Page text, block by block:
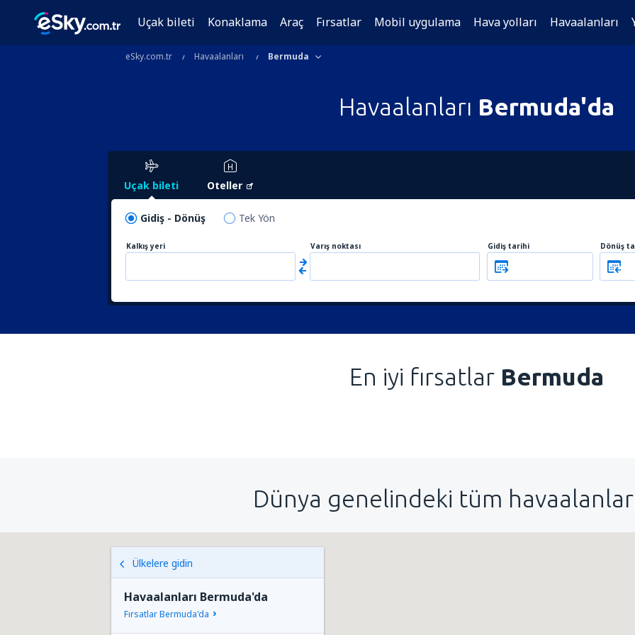
Uçak bileti Konaklama Araç Fırsatlar Mobil uygulama Hava yolları Havaalanları
eSky.com.tr Havaalanları Bermuda
Havaalanları Bermuda'da
Uçak bileti Oteller
Gidiş - Dönüş Tek Yön
Kalkış yeri Varış noktası Gidiş tarihi Dönüş
En iyi fırsatlar Bermuda
Dünya genelindeki tüm
Ülkelere gidin
Havaalanları Bermuda'da
Fırsatlar Bermuda'da